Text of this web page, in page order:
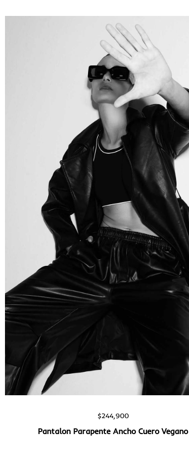
Vista rápida
$244,900
Pantalon Parapente Ancho Cuero Vegano